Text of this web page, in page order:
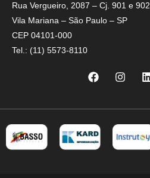
Rua Vergueiro, 2087 – Cj. 901 e 902
Vila Mariana – São Paulo – SP
CEP 04101-000
Tel.: (11) 5573-8110